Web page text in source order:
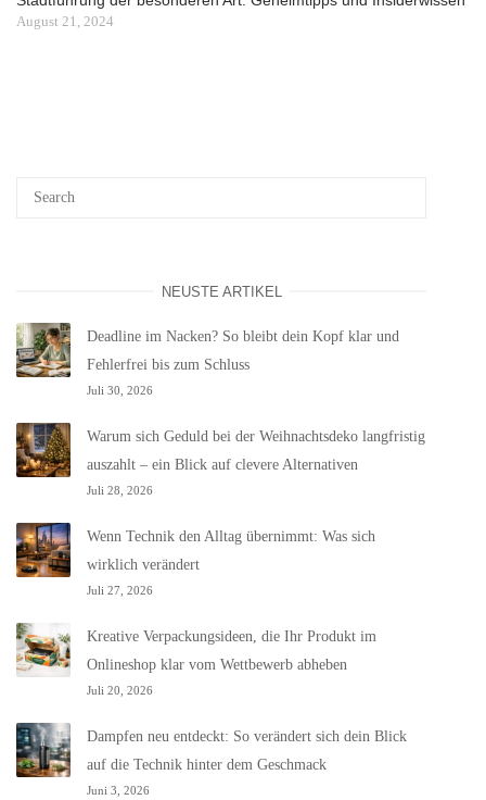
August 21, 2024
NEUSTE ARTIKEL
Deadline im Nacken? So bleibt dein Kopf klar und
Fehlerfrei bis zum Schluss
Juli 30, 2026
Warum sich Geduld bei der Weihnachtsdeko langfristig
auszahlt – ein Blick auf clevere Alternativen
Juli 28, 2026
Wenn Technik den Alltag übernimmt: Was sich
wirklich verändert
Juli 27, 2026
Kreative Verpackungsideen, die Ihr Produkt im
Onlineshop klar vom Wettbewerb abheben
Juli 20, 2026
Dampfen neu entdeckt: So verändert sich dein Blick
auf die Technik hinter dem Geschmack
Juni 3, 2026